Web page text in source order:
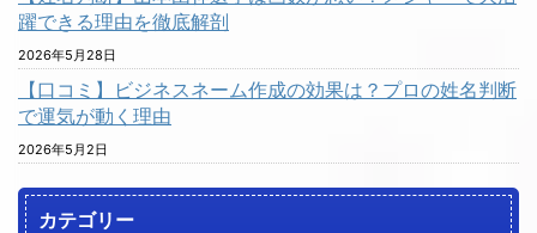
躍できる理由を徹底解剖
2026年5月28日
【口コミ】ビジネスネーム作成の効果は？プロの姓名判断
で運気が動く理由
2026年5月2日
カテゴリー